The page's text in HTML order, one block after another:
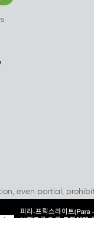
even partial,